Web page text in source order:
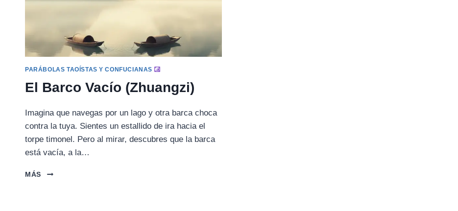
PARÁBOLAS TAOÍSTAS Y CONFUCIANAS
El Barco Vacío (Zhuangzi)
Imagina que navegas por un lago y otra barca choca
contra la tuya. Sientes un estallido de ira hacia el
torpe timonel. Pero al mirar, descubres que la barca
está vacía, a la…
MÁS
EL